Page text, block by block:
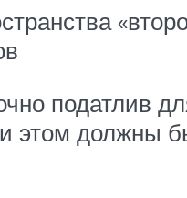
податлив
этом должны